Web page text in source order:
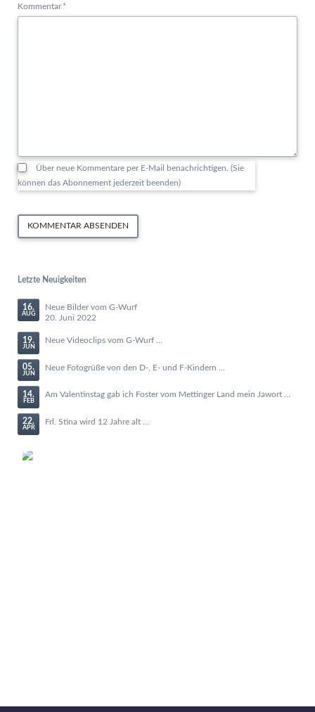
Pflichtfeld
Kommentar *
Über neue Kommentare per E-Mail benachrichtigen. (Sie
können das Abonnement jederzeit beenden)
KOMMENTAR ABSENDEN
Letzte Neuigkeiten
16.
AUG
Neue Bilder vom G-Wurf
20. Juni 2022
19.
JUN
Neue Videoclips vom G-Wurf ...
05.
JUN
Neue Fotogrüße von den D-, E- und F-Kindern ...
14.
FEB
Am Valentinstag gab ich Foster vom Mettinger Land mein Jawort ...
22.
APR
Frl. Stina wird 12 Jahre alt ...